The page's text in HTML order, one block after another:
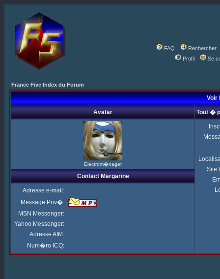
FAQ
Rechercher
Profil
Se
France Five Index du Forum
Voir
Avatar Tout �
Electrom�nager
Site
Contact Margarine
Adresse e-mail:
Message Priv�:
MSN Messenger:
Yahoo Messenger:
Adresse AIM:
Num�ro ICQ: